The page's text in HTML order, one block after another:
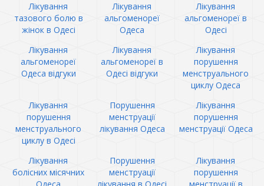
Лікування
тазового болю в
жінок в Одесі
Лікування
альгоменореї
Одеса
Лікування
альгоменореї в
Одесі
Лікування
альгоменореї
Одеса відгуки
Лікування
альгоменореї в
Одесі відгуки
Лікування
порушення
менструального
циклу Одеса
Лікування
порушення
менструального
циклу в Одесі
Порушення
менструації
лікування Одеса
Лікування
порушення
менструації Одеса
Лікування
болісних місячних
Порушення
менструації
Лікування
порушення